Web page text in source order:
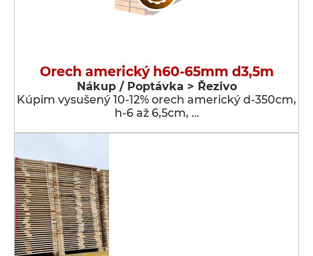
Orech americký h60-65mm d3,5m
Nákup / Poptávka > Řezivo
Kúpim vysušený 10-12% orech americký d-350cm,
h-6 až 6,5cm, …